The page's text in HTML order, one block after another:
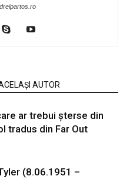
AUTOR
ar trebui șterse din
tradus din Far Out
(8.06.1951 –